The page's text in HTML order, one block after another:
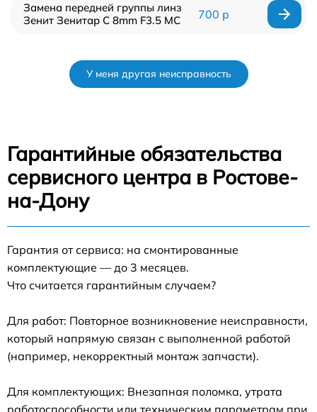
Замена передней группы линз
Зенит Зенитар C 8mm F3.5 МС
700 р
У меня другая неисправность
Гарантийные обязательства
сервисного центра в Ростове-
на-Дону
Гарантия от сервиса: на смонтированные
комплектующие — до 3 месяцев.
Что считается гарантийным случаем?
Для работ: Повторное возникновение неисправности,
который напрямую связан с выполненной работой
(например, некорректный монтаж запчасти).
Для комплектующих: Внезапная поломка, утрата
работоспособности или техническим параметрам при